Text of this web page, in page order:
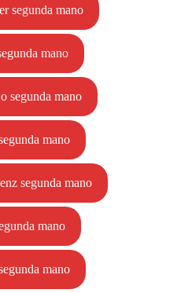
segunda mano
mano
segunda mano
mano
segunda mano
mano
mano